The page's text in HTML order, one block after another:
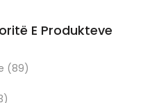
E Produkteve
(89)